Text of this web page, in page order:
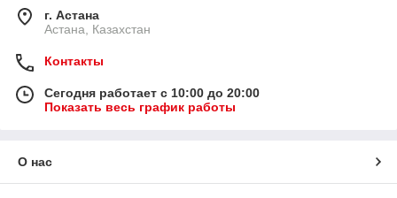
г. Астана
Астана, Казахстан
Контакты
Сегодня работает с 10:00 до 20:00
Показать весь график работы
О нас